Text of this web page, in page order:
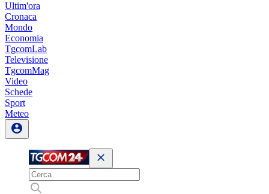
Ultim'ora
Cronaca
Mondo
Economia
TgcomLab
Televisione
TgcomMag
Video
Schede
Sport
Meteo